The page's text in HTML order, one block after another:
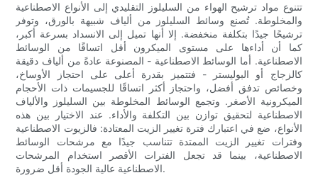
تتنوع مواد ترشيح الهواء من السليلوز التقليدي إلى الأنواع الاصطناعية
والمخلوطة. تُصنع وسائط السليلوز من ألياف شبيهة بالورق، وتوفر
ترشيحًا جيدًا بتكلفة منخفضة. إلا أنها تميل إلى الانسداد بسرعة أكبر،
كما أن أداءها على مستوى الميكرون أقل اتساقًا من الوسائط
الاصطناعية. أما الوسائط الاصطناعية - المصنوعة عادةً من ألياف دقيقة
كالزجاج أو البوليستر - فتتميز بقدرة أعلى على احتجاز الأوساخ،
وخصائص تدفق أفضل، واحتجاز أكثر اتساقًا للجسيمات ذات الأحجام
الميكرونية الأصغر. وتجمع الوسائط المخلوطة بين السليلوز والألياف
الاصطناعية لتحقيق توازن بين التكلفة والأداء. عند الاختيار بين هذه
الأنواع، ضع في اعتبارك فترة تغيير الزيت المعتادة: فالزيوت الاصطناعية
وفترات تغيير الزيت الممتدة تتناسب جيدًا مع مرشحات الوسائط
الاصطناعية، بينما قد تجعل الفترات الأقصر استخدام المرشحات
الاصطناعية عالية الجودة أقل ضرورة.